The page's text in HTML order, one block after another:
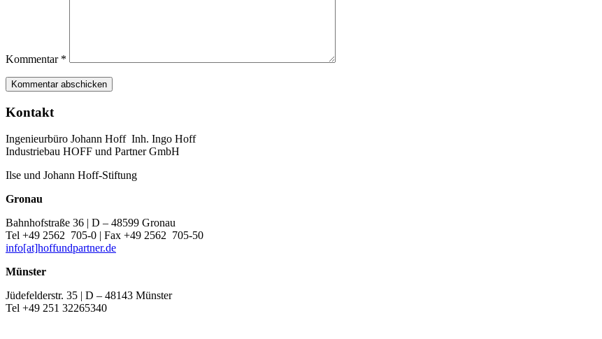
Kommentar *
Kontakt
Ingenieurbüro Johann Hoff Inh. Ingo Hoff
Industriebau HOFF und Partner GmbH
Ilse und Johann Hoff-Stiftung
Gronau
Bahnhofstraße 36 | D – 48599 Gronau
Tel +49 2562 705-0 | Fax +49 2562 705-50
info[at]hoffundpartner.de
Münster
Jüdefelderstr. 35 | D – 48143 Münster
Tel +49 251 32265340